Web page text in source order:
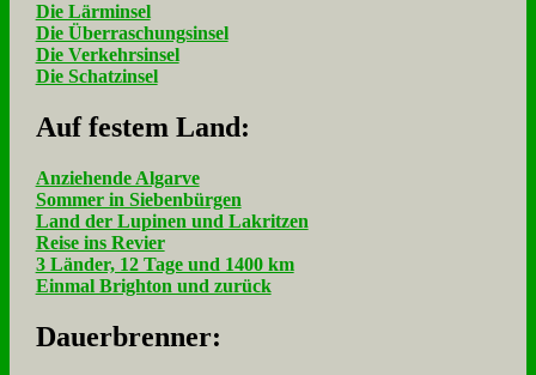
Die Lärminsel
Die Überraschungsinsel
Die Verkehrsinsel
Die Schatzinsel
Auf fe­stem Land:
Anziehende Algarve
Sommer in Siebenbürgen
Land der Lupinen und Lakritzen
Reise ins Revier
3 Länder, 12 Tage und 1400 km
Einmal Brighton und zurück
Dau­er­bren­ner: